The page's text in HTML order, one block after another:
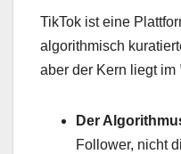
TikTok ist eine
algorithmisch
aber der Kern liegt im
Der
Follower, nicht